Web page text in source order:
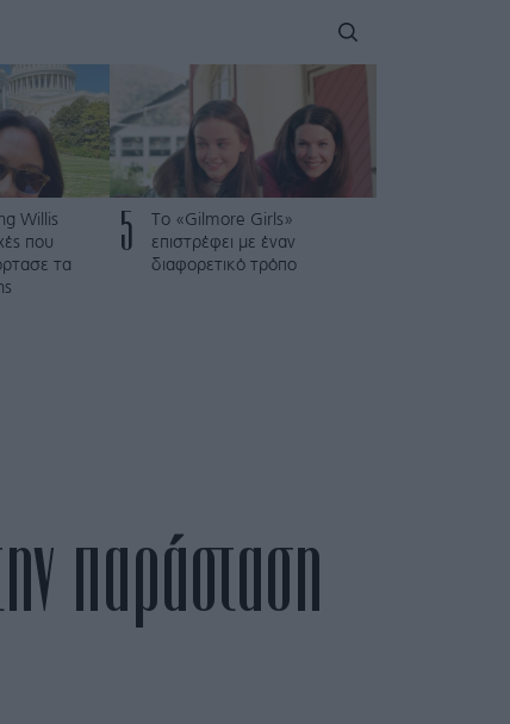
Willis
που
τα
5
Το «Gilmore Girls»
επιστρέφει με έναν
διαφορετικό τρόπο
παράσταση